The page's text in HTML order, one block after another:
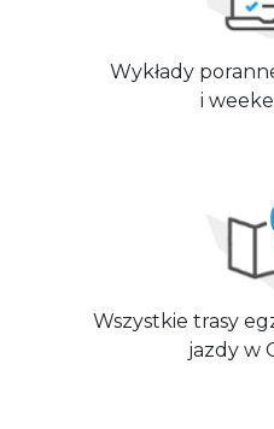
Wykłady
i
Wszystkie trasy
jazdy w